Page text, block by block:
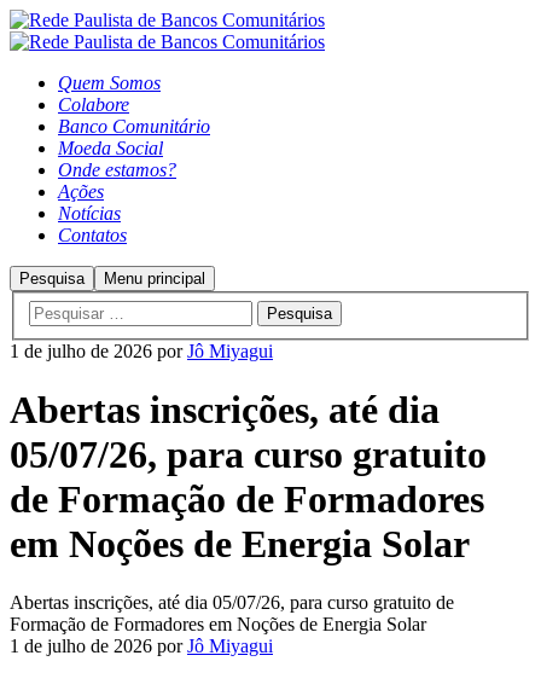
Quem Somos
Colabore
Banco Comunitário
Moeda Social
Onde estamos?
Ações
Notícias
Contatos
Pesquisa Menu principal
1 de julho de 2026 porJô Miyagui
Abertas inscrições, até dia
05/07/26, para curso gratuito
de Formação de Formadores
em Noções de Energia Solar
Abertas inscrições, até dia 05/07/26, para curso gratuito de
Formação de Formadores em Noções de Energia Solar
1 de julho de 2026 porJô Miyagui